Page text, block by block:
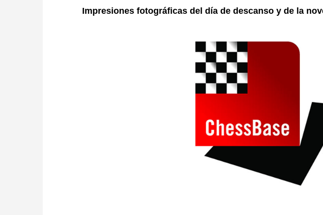
Impresiones fotográficas del día de descanso y de la